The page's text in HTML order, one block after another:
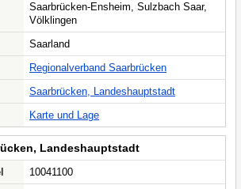
Saarbrücken-Ensheim, Sulzbach Saar,
Völklingen
Saarland
Regionalverband Saarbrücken
Saarbrücken, Landeshauptstadt
Karte und Lage
Landeshauptstadt
10041100